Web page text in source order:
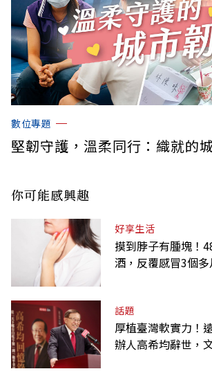
數位專題
堅韌守護，溫柔同行：織就的
你可能感興趣
好享生活
摸到脖子有腫塊！
酒，反覆感冒3個
話題
厚植臺灣軟實力！
辦人高希均辭世，